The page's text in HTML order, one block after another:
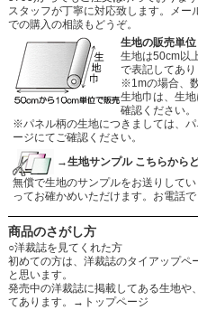
スタッフが丁寧に対応致します。メー
での購入の相談もどうぞ。
生地の販売単位
生地は50cm以
で表記してあり
※1mの場合、
生地巾は、生
確認ください。
※パネル柄の生地につきましては、
ージにてご確認ください。
→生地サンプル こちらから
無償で生地のサンプルをお送りして
ってお確かめいただけます。お電話で
商品のさがし方
○洋裁誌を見てくれた方
初めての方は、洋裁誌のタイアップペ
と思います。
発売中の洋裁誌に掲載してある生地や
てあります。
→トップページ